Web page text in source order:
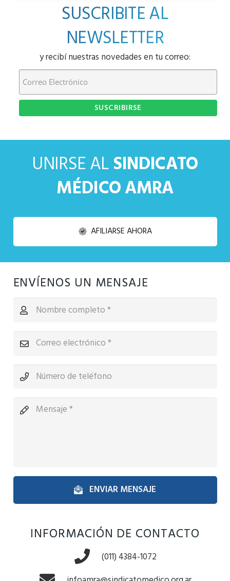
SUSCRIBITE AL
NEWSLETTER
y recibí nuestras novedades en tu correo:
UNIRSE ALSINDICATO
MÉDICO AMRA
AFILIARSE AHORA
ENVÍENOS UN MENSAJE
ENVIAR MENSAJE
INFORMACIÓN DE CONTACTO
(011) 4384-1072